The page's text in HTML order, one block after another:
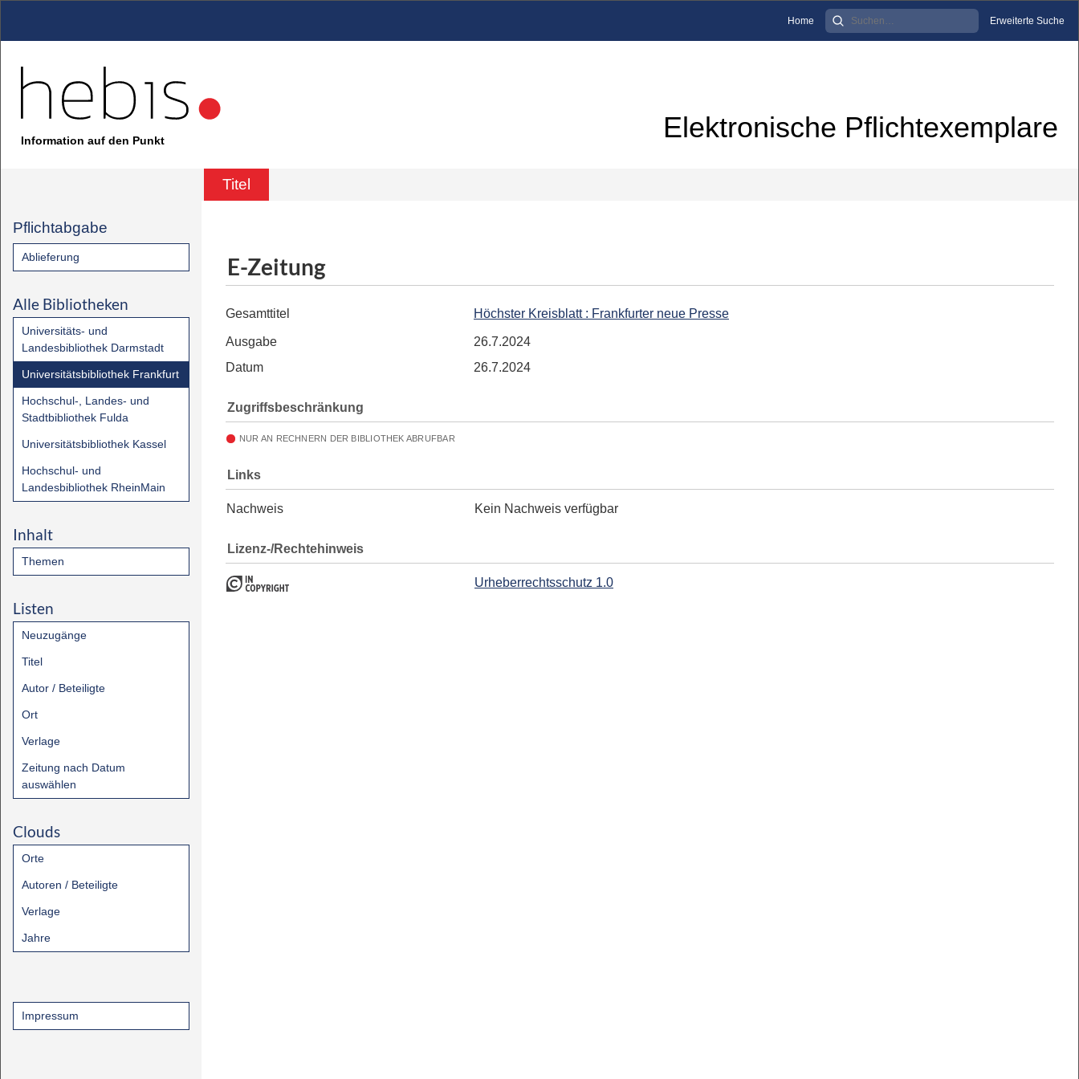
Home Erweiterte Suche
Information auf den Punkt Elektronische Pflichtexemplare
Titel
Pflichtabgabe
Ablieferung
Alle Bibliotheken
Universitäts- und
Landesbibliothek Darmstadt
Universitätsbibliothek Frankfurt
Hochschul-, Landes- und
Stadtbibliothek Fulda
Universitätsbibliothek Kassel
Hochschul- und
Landesbibliothek RheinMain
Inhalt
Themen
Listen
Neuzugänge
Titel
Autor / Beteiligte
Ort
Verlage
Zeitung nach Datum
auswählen
Clouds
Orte
Autoren / Beteiligte
Verlage
Jahre
Impressum
E-Zeitung
Gesamttitel Höchster Kreisblatt : Frankfurter neue Presse
Ausgabe
26.7.2024
Datum
26.7.2024
Zugriffsbeschränkung
NUR AN RECHNERN DER BIBLIOTHEK ABRUFBAR
Links
Nachweis Kein Nachweis verfügbar
Lizenz-/Rechtehinweis
Urheberrechtsschutz 1.0